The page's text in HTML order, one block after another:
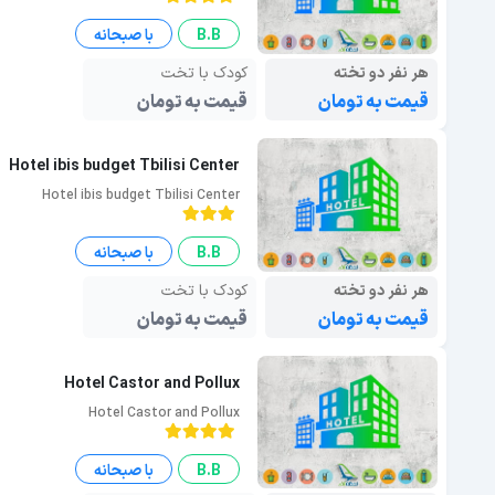
B.B
با صبحانه
هر نفر دو تخته
قیمت به تومان
کودک با تخت
قیمت به تومان
Hotel ibis budget Tbilisi Center
Hotel ibis budget Tbilisi Center
B.B
با صبحانه
هر نفر دو تخته
قیمت به تومان
کودک با تخت
قیمت به تومان
Hotel Castor and Pollux
Hotel Castor and Pollux
B.B با صبحانه